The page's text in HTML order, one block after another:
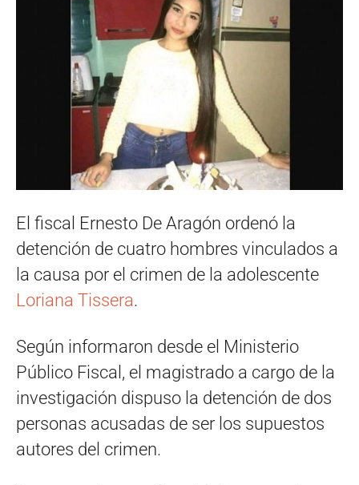
El fiscal Ernesto De Aragón ordenó la
detención de cuatro hombres vinculados a
la causa por el crimen de la adolescente
Loriana Tissera.
Según informaron desde el Ministerio
Público Fiscal, el magistrado a cargo de la
investigación dispuso la detención de dos
personas acusadas de ser los supuestos
autores del crimen.